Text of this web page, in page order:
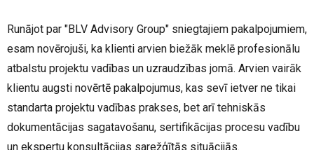
Runājot par "BLV Advisory Group" sniegtajiem pakalpojumiem,
esam novērojuši, ka klienti arvien biežāk meklē profesionālu
atbalstu projektu vadības un uzraudzības jomā. Arvien vairāk
klientu augsti novērtē pakalpojumus, kas sevī ietver ne tikai
standarta projektu vadības prakses, bet arī tehniskās
dokumentācijas sagatavošanu, sertifikācijas procesu vadību
un ekspertu konsultācijas sarežģītās situācijās.